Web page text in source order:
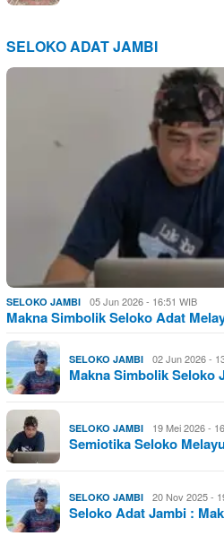
SELOKO ADAT JAMBI
SELOKO JAMBI 05 Jun 2026 - 16:51 WIB
Makna Simbolik Seloko Adat
SELOKO JAMBI 02 Jun 2026 -
Makna Simbolik Seloko
SELOKO JAMBI 19 Mei 2026 -
Semiotika Seloko
SELOKO JAMBI 20 Nov 2025 -
Seloko Adat Jambi :